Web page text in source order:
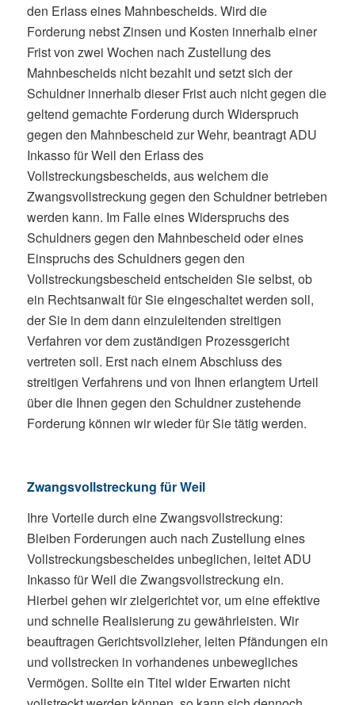
den Erlass eines Mahnbescheids. Wird die
Forderung nebst Zinsen und Kosten innerhalb einer
Frist von zwei Wochen nach Zustellung des
Mahnbescheids nicht bezahlt und setzt sich der
Schuldner innerhalb dieser Frist auch nicht gegen die
geltend gemachte Forderung durch Widerspruch
gegen den Mahnbescheid zur Wehr, beantragt ADU
Inkasso für Weil den Erlass des
Vollstreckungsbescheids, aus welchem die
Zwangsvollstreckung gegen den Schuldner betrieben
werden kann. Im Falle eines Widerspruchs des
Schuldners gegen den Mahnbescheid oder eines
Einspruchs des Schuldners gegen den
Vollstreckungsbescheid entscheiden Sie selbst, ob
ein Rechtsanwalt für Sie eingeschaltet werden soll,
der Sie in dem dann einzuleitenden streitigen
Verfahren vor dem zuständigen Prozessgericht
vertreten soll. Erst nach einem Abschluss des
streitigen Verfahrens und von Ihnen erlangtem Urteil
über die Ihnen gegen den Schuldner zustehende
Forderung können wir wieder für Sie tätig werden.
Zwangsvollstreckung für Weil
Ihre Vorteile durch eine Zwangsvollstreckung:
Bleiben Forderungen auch nach Zustellung eines
Vollstreckungsbescheides unbeglichen, leitet ADU
Inkasso für Weil die Zwangsvollstreckung ein.
Hierbei gehen wir zielgerichtet vor, um eine effektive
und schnelle Realisierung zu gewährleisten. Wir
beauftragen Gerichtsvollzieher, leiten Pfändungen ein
und vollstrecken in vorhandenes unbewegliches
Vermögen. Sollte ein Titel wider Erwarten nicht